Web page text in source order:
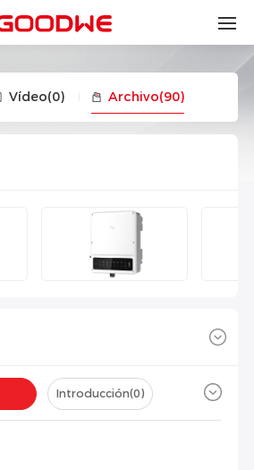
Vídeo(0) Archivo(90)
Introducción(0)